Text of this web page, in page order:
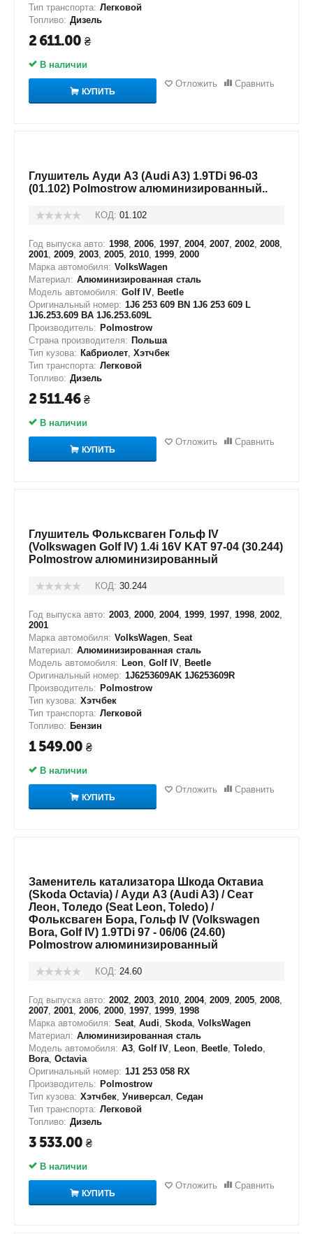
Тип транспорта: Легковой
Топливо: Дизель
2 611.00 ₴
В наличии
КУПИТЬ
Отложить Сравнить
Глушитель Ауди А3 (Audi A3) 1.9TDi 96-03
(01.102) Polmostrow алюминизированный..
КОД: 01.102
Год выпуска авто: 1998, 2006, 1997, 2004, 2007, 2002, 2008,
2001, 2009, 2003, 2005, 2010, 1999, 2000
Марка автомобиля: VolksWagen
Материал: Алюминизированная сталь
Модель автомобиля: Golf IV, Beetle
Оригинальный номер: 1J6 253 609 BN 1J6 253 609 L
1J6.253.609 BA 1J6.253.609L
Производитель: Polmostrow
Страна производителя: Польша
Тип кузова: Кабриолет, Хэтчбек
Тип транспорта: Легковой
Топливо: Дизель
2 511.46 ₴
В наличии
КУПИТЬ
Отложить Сравнить
Глушитель Фольксваген Гольф IV
(Volkswagen Golf IV) 1.4i 16V KAT 97-04 (30.244)
Polmostrow алюминизированный
КОД: 30.244
Год выпуска авто: 2003, 2000, 2004, 1999, 1997, 1998, 2002,
2001
Марка автомобиля: VolksWagen, Seat
Материал: Алюминизированная сталь
Модель автомобиля: Leon, Golf IV, Beetle
Оригинальный номер: 1J6253609AK 1J6253609R
Производитель: Polmostrow
Тип кузова: Хэтчбек
Тип транспорта: Легковой
Топливо: Бензин
1 549.00 ₴
В наличии
КУПИТЬ
Отложить Сравнить
Заменитель катализатора Шкода Октавиа
(Skoda Octavia) / Ауди А3 (Audi A3) / Сеат
Леон, Толедо (Seat Leon, Toledo) /
Фольксваген Бора, Гольф IV (Volkswagen
Bora, Golf IV) 1.9TDi 97 - 06/06 (24.60)
Polmostrow алюминизированный
КОД: 24.60
Год выпуска авто: 2002, 2003, 2010, 2004, 2009, 2005, 2008,
2007, 2001, 2006, 2000, 1997, 1999, 1998
Марка автомобиля: Seat, Audi, Skoda, VolksWagen
Материал: Алюминизированная сталь
Модель автомобиля: A3, Golf IV, Leon, Beetle, Toledo,
Bora, Octavia
Оригинальный номер: 1J1 253 058 RX
Производитель: Polmostrow
Тип кузова: Хэтчбек, Универсал, Седан
Тип транспорта: Легковой
Топливо: Дизель
3 533.00 ₴
В наличии
КУПИТЬ
Отложить Сравнить